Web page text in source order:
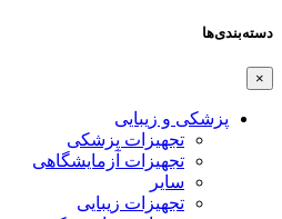
دسته‌بندی‌ها
×
پزشکی و زیبایی
تجهیزات پزشکی
تجهیزات آزمایشگاهی
سایر
تجهیزات زیبایی